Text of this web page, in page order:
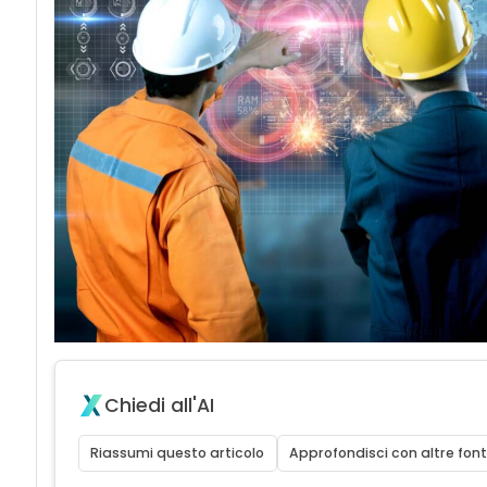
Chiedi all'AI
Riassumi questo articolo Approfondisci con altre